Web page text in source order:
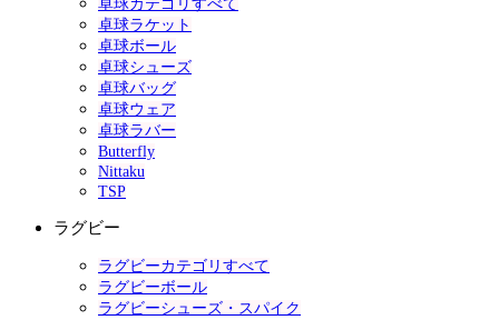
卓球カテゴリすべて
卓球ラケット
卓球ボール
卓球シューズ
卓球バッグ
卓球ウェア
卓球ラバー
Butterfly
Nittaku
TSP
ラグビー
ラグビーカテゴリすべて
ラグビーボール
ラグビーシューズ・スパイク